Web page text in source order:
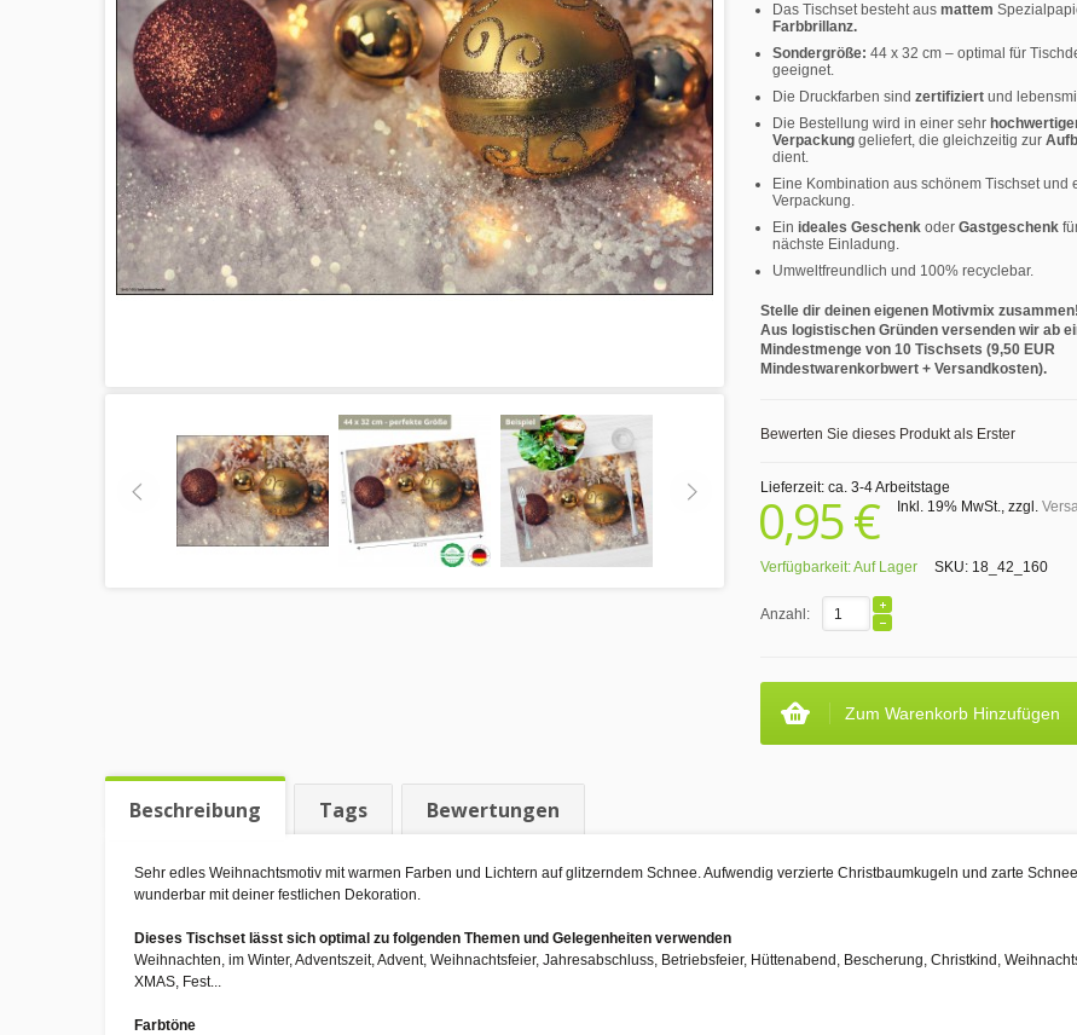
Das Tischset besteht aus mattem
Farbbrillanz.
Sondergröße: 44 x 32 cm – optimal für
geeignet.
Die Druckfarben sind zertifiziert und
Die Bestellung wird in einer sehr
Verpackung geliefert, die gleichzeitig zur
dient.
Eine Kombination aus schönem Tischset und
Verpackung.
Ein ideales Geschenk oder Gastgeschenk
nächste Einladung.
Umweltfreundlich und 100% recyclebar.
Stelle dir deinen eigenen Motivmix zusammen!
Aus logistischen Gründen versenden wir ab
Mindestmenge von 10 Tischsets (9,50 EUR
Mindestwarenkorbwert + Versandkosten).
Bewerten Sie dieses Produkt als Erster
Lieferzeit: ca. 3-4 Arbeitstage
0,95 € Inkl. 19% MwSt., zzgl.
Verfügbarkeit:Auf Lager SKU: 18_42_160
Anzahl:
Zum Warenkorb Hinzufügen
Beschreibung Tags Bewertungen
Sehr edles Weihnachtsmotiv mit warmen Farben und Lichtern auf glitzerndem Schnee. Aufwendig verzierte Christbaumkugeln und zarte
wunderbar mit deiner festlichen Dekoration.
Dieses Tischset lässt sich optimal zu folgenden Themen und Gelegenheiten verwenden
Weihnachten, im Winter, Adventszeit, Advent, Weihnachtsfeier, Jahresabschluss, Betriebsfeier, Hüttenabend, Bescherung, Christkind,
XMAS, Fest...
Farbtöne